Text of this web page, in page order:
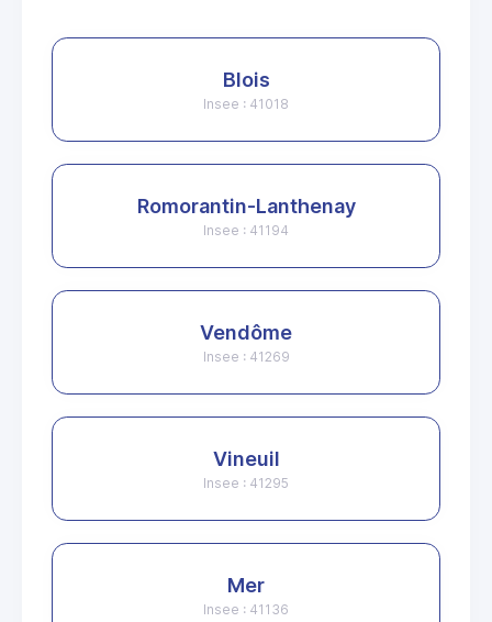
Blois
Insee : 41018
Romorantin-Lanthenay
Insee : 41194
Vendôme
Insee : 41269
Vineuil
Insee : 41295
Mer
Insee : 41136